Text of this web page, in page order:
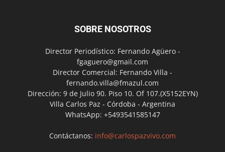
SOBRE NOSOTROS
Director Periodístico: Fernando Agüero -
fgaguero@gmail.com
Director Comercial: Fernando Villa -
fernando.villa@fmazul.com
Dirección: 9 de Julio 90. Piso 10. Of 107.(X5152EYN)
Villa Carlos Paz - Córdoba - Argentina
WhatsApp: +5493541585147
Contáctanos: info@carlospazvivo.com